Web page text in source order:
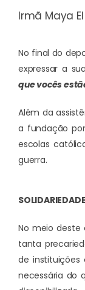
Irmã Maya
No final do
expressar a
que vocês
Além da
a fundação
escolas
guerra.
No meio deste
tanta
de instituições
necessária do